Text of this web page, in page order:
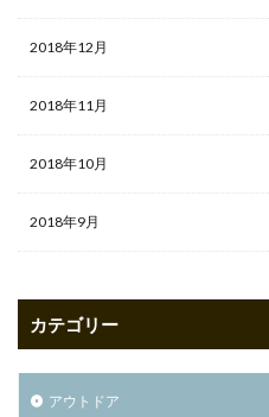
2018年12月
2018年11月
2018年10月
2018年9月
カテゴリー
アウトドア